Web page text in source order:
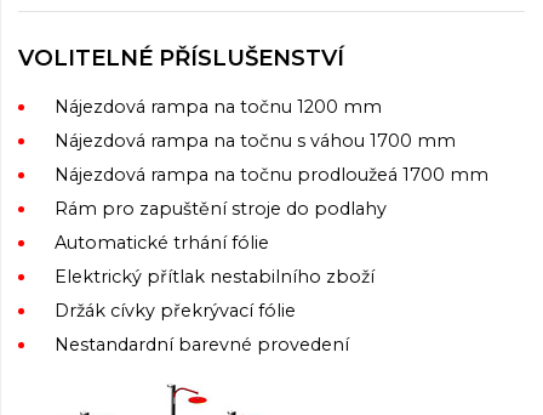
VOLITELNÉ PŘÍSLUŠENSTVÍ
Nájezdová rampa na točnu 1200 mm
Nájezdová rampa na točnu s váhou 1700 mm
Nájezdová rampa na točnu prodloužeá 1700 mm
Rám pro zapuštění stroje do podlahy
Automatické trhání fólie
Elektrický přítlak nestabilního zboží
Držák cívky překrývací fólie
Nestandardní barevné provedení